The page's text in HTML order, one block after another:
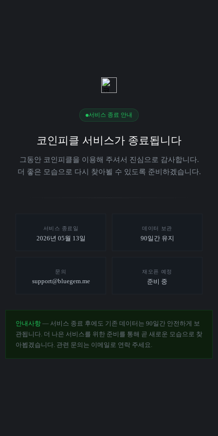
서비스 종료 안내
코인피클 서비스가 종료됩니다
그동안 코인피클을 이용해 주셔서 진심으로 감사합니다.
더 좋은 모습으로 다시 찾아뵐 수 있도록 준비하겠습니다.
서비스 종료일
2026년 05월 13일
데이터 보관
90일간 유지
문의
support@bluegem.me
재오픈 예정
준비 중
안내사항 — 서비스 종료 후에도 기존 데이터는 90일간 안전하게 보
관됩니다. 더 나은 서비스를 위한 준비를 통해 곧 새로운 모습으로 찾
아뵙겠습니다. 관련 문의는 이메일로 연락 주세요.